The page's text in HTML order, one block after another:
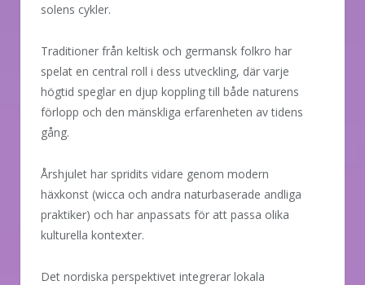
solens cykler.
Traditioner från keltisk och germansk folkro har
spelat en central roll i dess utveckling, där varje
högtid speglar en djup koppling till både naturens
förlopp och den mänskliga erfarenheten av tidens
gång.
Årshjulet har spridits vidare genom modern
häxkonst (wicca och andra naturbaserade andliga
praktiker) och har anpassats för att passa olika
kulturella kontexter.
Det nordiska perspektivet integrerar lokala